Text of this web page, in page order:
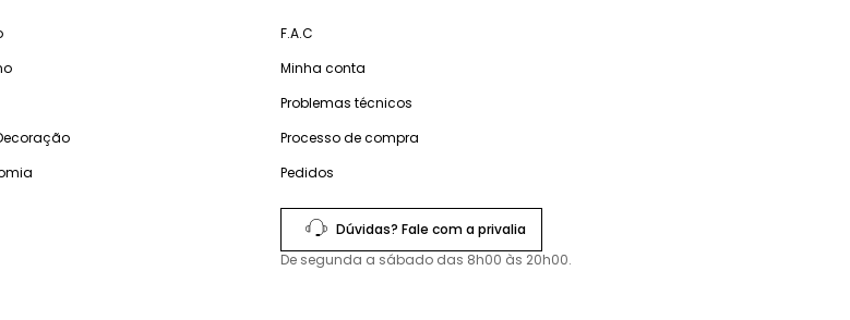
F.A.C
Minha conta
Problemas técnicos
Processo de compra
Pedidos
Dúvidas? Fale com a privalia
De segunda a sábado das 8h00 às 20h00.